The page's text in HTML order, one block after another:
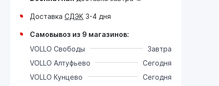
Доставка СДЭК 3-4 дня
Самовывоз из 9 магазинов:
VOLLO Свободы
Завтра
VOLLO Алтуфьево
Сегодня
VOLLO Кунцево
Сегодня